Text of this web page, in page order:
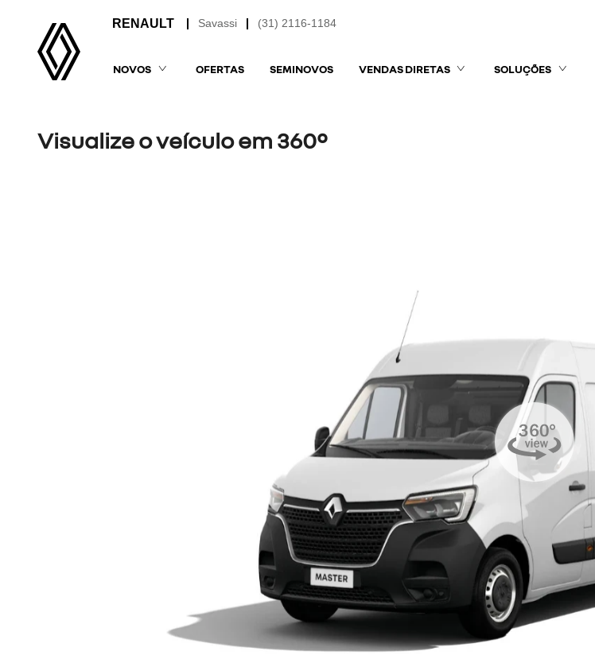
(31) 2116-1184
Savassi
NOVOS OFERTAS SEMINOVOS VENDAS DIRETAS SOLUÇÕES
Visualize o veículo em 360°